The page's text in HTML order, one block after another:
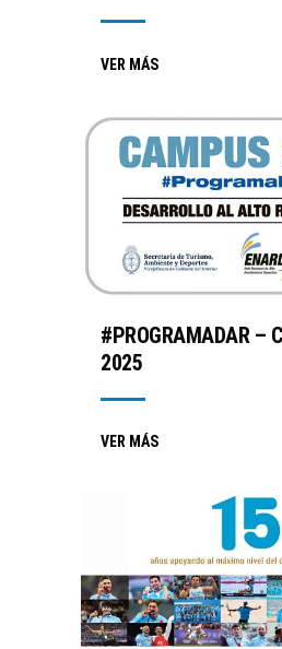
VER MÁS
#PROGRAMADAR –
2025
VER MÁS